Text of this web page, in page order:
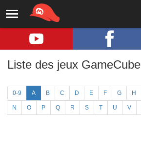
Liste des jeux GameCube
0-9 A B C D E F G H
N O P Q R S T U V